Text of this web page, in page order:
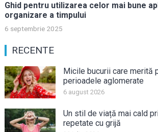
Ghid pentru utilizarea celor mai bune
organizare a timpului
6 septembrie 2025
RECENTE
Micile bucurii care merită
perioadele aglomerate
6 august 2026
Un stil de viață mai cald
repetate cu grijă